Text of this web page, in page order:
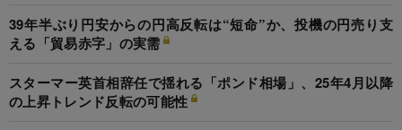
39年半ぶり円安からの円高反転は“短命”か、投機の円売り支
える「貿易赤字」の実需
スターマー英首相辞任で揺れる「ポンド相場」、25年4月以降
の上昇トレンド反転の可能性